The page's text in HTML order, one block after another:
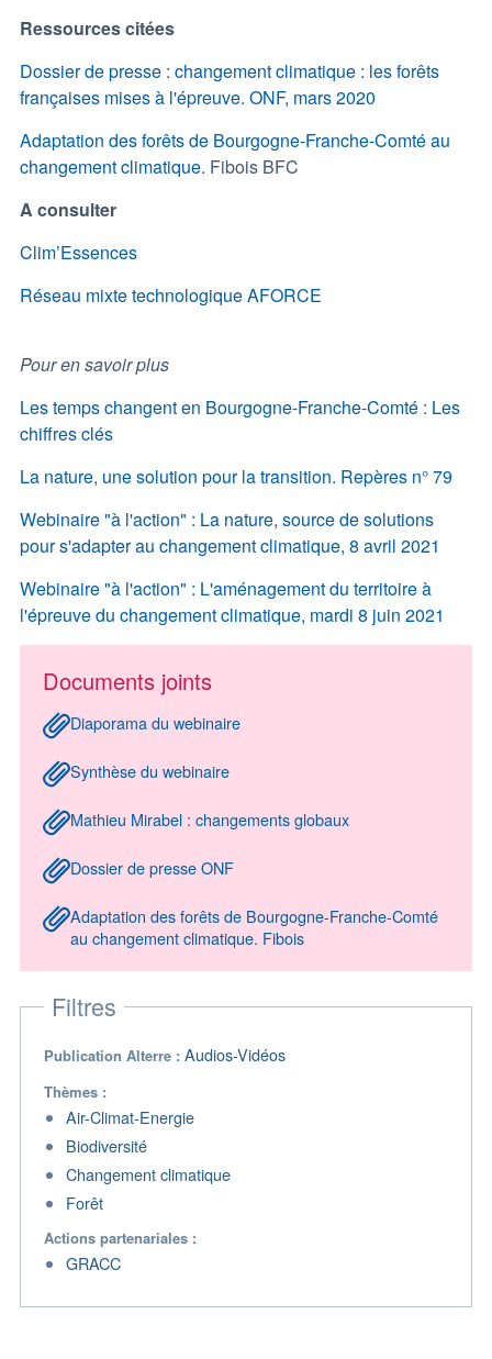
Ressources citées
Dossier de presse : changement climatique : les forêts
françaises mises à l'épreuve. ONF, mars 2020
Adaptation des forêts de Bourgogne-Franche-Comté au
changement climatique. Fibois BFC
A consulter
Clim’Essences
Réseau mixte technologique AFORCE
Pour en savoir plus
Les temps changent en Bourgogne-Franche-Comté : Les
chiffres clés
La nature, une solution pour la transition. Repères n° 79
Webinaire "à l'action" : La nature, source de solutions
pour s'adapter au changement climatique, 8 avril 2021
Webinaire "à l'action" : L'aménagement du territoire à
l'épreuve du changement climatique, mardi 8 juin 2021
Documents joints
Diaporama du webinaire
Synthèse du webinaire
Mathieu Mirabel : changements globaux
Dossier de presse ONF
Adaptation des forêts de Bourgogne-Franche-Comté
au changement climatique. Fibois
Filtres
Publication Alterre Audios-Vidéos
Thèmes
Air-Climat-Energie
Biodiversité
Changement climatique
Forêt
Actions partenariales
GRACC